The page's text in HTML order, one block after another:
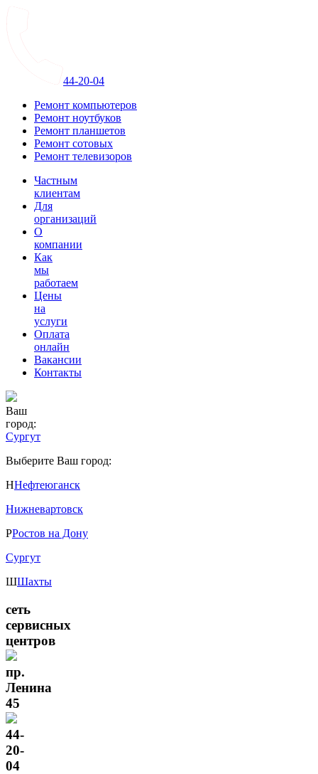
44-20-04
Ремонт компьютеров
Ремонт ноутбуков
Ремонт планшетов
Ремонт сотовых
Ремонт телевизоров
Частным
клиентам
Для
организаций
О
компании
Как
мы
работаем
Цены
на
услуги
Оплата
онлайн
Вакансии
Контакты
Ваш
город:
Сургут
Выберите Ваш город:
ННефтеюганск
Нижневартовск
РРостов на Дону
Сургут
ШШахты
сеть
сервисных
центров
пр.
Ленина
45
44-
20-
04